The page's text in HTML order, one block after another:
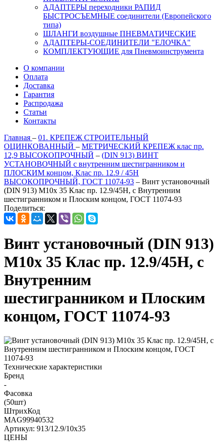
АДАПТЕРЫ переходники РАПИД
БЫСТРОСЪЕМНЫЕ соединители (Европейского
типа)
ШЛАНГИ воздушные ПНЕВМАТИЧЕСКИЕ
АДАПТЕРЫ-СОЕДИНИТЕЛИ "ЕЛОЧКА"
КОМПЛЕКТУЮЩИЕ для Пневмоинструмента
О компании
Оплата
Доставка
Гарантия
Распродажа
Статьи
Контакты
Главная – 01. КРЕПЕЖ СТРОИТЕЛЬНЫЙ
ОЦИНКОВАННЫЙ – МЕТРИЧЕСКИЙ КРЕПЕЖ клас пр.
12,9 ВЫСОКОПРОЧНЫЙ – (DIN 913) ВИНТ
УСТАНОВОЧНЫЙ с внутренним шестигранником и
ПЛОСКИМ концом, Клас пр. 12.9 / 45H
ВЫСОКОПРОЧНЫЙ, ГОСТ 11074-93 – Винт установочный
(DIN 913) М10х 35 Клас пр. 12.9/45H, с Внутренним
шестигранником и Плоским концом, ГОСТ 11074-93
Поделиться:
Винт установочный (DIN 913)
М10х 35 Клас пр. 12.9/45H, с
Внутренним
шестигранником и Плоским
концом, ГОСТ 11074-93
Технические характеристики
Бренд
-
Фасовка
(50шт)
ШтрихКод
MAG99940532
Артикул: 913/12.9/10х35
ЦЕНЫ